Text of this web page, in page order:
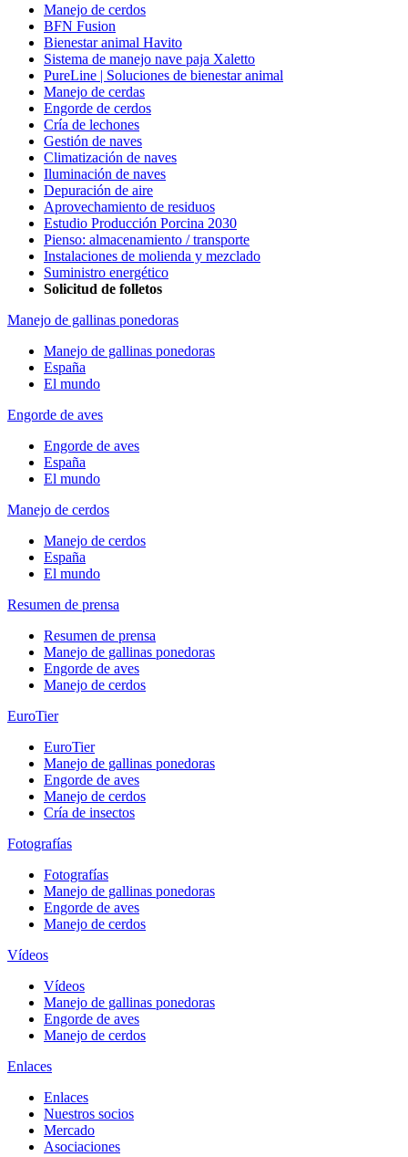
Manejo de cerdos
BFN Fusion
Bienestar animal Havito
Sistema de manejo nave paja Xaletto
PureLine | Soluciones de bienestar animal
Manejo de cerdas
Engorde de cerdos
Cría de lechones
Gestión de naves
Climatización de naves
Iluminación de naves
Depuración de aire
Aprovechamiento de residuos
Estudio Producción Porcina 2030
Pienso: almacenamiento / transporte
Instalaciones de molienda y mezclado
Suministro energético
Solicitud de folletos
Manejo de gallinas ponedoras
Manejo de gallinas ponedoras
España
El mundo
Engorde de aves
Engorde de aves
España
El mundo
Manejo de cerdos
Manejo de cerdos
España
El mundo
Resumen de prensa
Resumen de prensa
Manejo de gallinas ponedoras
Engorde de aves
Manejo de cerdos
EuroTier
EuroTier
Manejo de gallinas ponedoras
Engorde de aves
Manejo de cerdos
Cría de insectos
Fotografías
Fotografías
Manejo de gallinas ponedoras
Engorde de aves
Manejo de cerdos
Vídeos
Vídeos
Manejo de gallinas ponedoras
Engorde de aves
Manejo de cerdos
Enlaces
Enlaces
Nuestros socios
Mercado
Asociaciones